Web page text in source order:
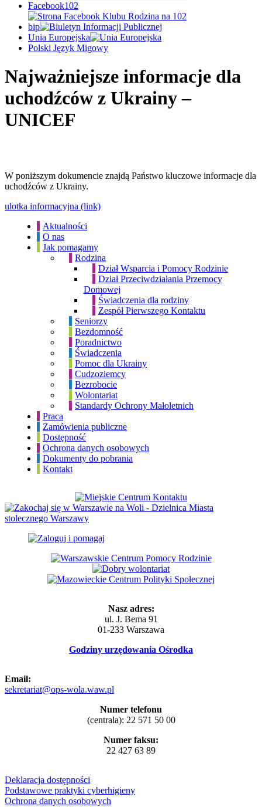
Facebook102
bip
Unia Europejska
Polski Język Migowy
Najważniejsze informacje dla
uchodźców z Ukrainy –
UNICEF
W poniższym dokumencie znajdą Państwo kluczowe informacje dla
uchodźców z Ukrainy.
ulotka informacyjna (link)
Aktualności
O nas
Jak pomagamy
Rodzina
Dział Wsparcia i Pomocy Rodzinie
Dział Przeciwdziałania Przemocy
Domowej
Świadczenia dla rodziny
Zespół Pierwszego Kontaktu
Seniorzy
Bezdomność
Poradnictwo
Świadczenia
Pomoc dla Ukrainy
Cudzoziemcy
Bezrobocie
Wolontariat
Standardy Ochrony Małoletnich
Praca
Zamówienia publiczne
Dostępność
Ochrona danych osobowych
Dokumenty do pobrania
Kontakt
Nasz adres:
ul. J. Bema 91
01-233 Warszawa
Godziny urzędowania Ośrodka
Email:
sekretariat@ops-wola.waw.pl
Numer telefonu
(centrala): 22 571 50 00
Numer faksu:
22 427 63 89
Deklaracja dostępności
Podstawowe praktyki cyberhigieny
Ochrona danych osobowych